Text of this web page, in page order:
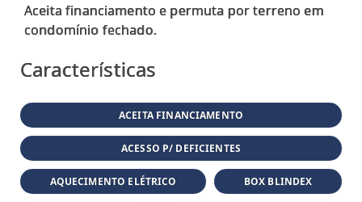
Aceita financiamento e permuta por terreno em
condomínio fechado.
Características
ACEITA FINANCIAMENTO
ACESSO P/ DEFICIENTES
AQUECIMENTO ELÉTRICO BOX BLINDEX